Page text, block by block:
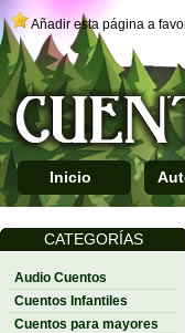
Añadir esta página a
Inicio
CATEGORÍAS
Audio Cuentos
Cuentos Infantiles
Cuentos para mayores